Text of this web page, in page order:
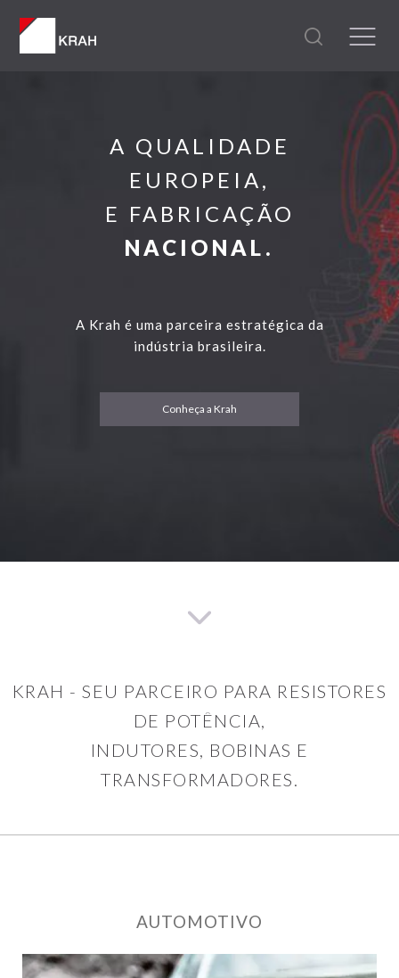
A QUALIDADE
EUROPEIA,
E FABRICAÇÃO
NACIONAL.
A Krah é uma parceira estratégica da
indústria brasileira.
Conheça a Krah
KRAH - SEU PARCEIRO PARA RESISTORES
DE POTÊNCIA,
INDUTORES, BOBINAS E
TRANSFORMADORES.
AUTOMOTIVO